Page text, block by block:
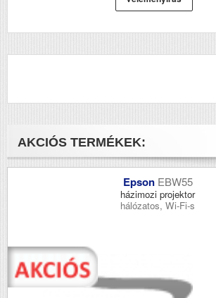
AKCIÓS TERMÉKEK:
Epson EBW55
házimozi projektor
hálózatos, Wi-Fi-s